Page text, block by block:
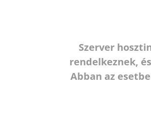
Szerver
rendelkeznek,
Abban az